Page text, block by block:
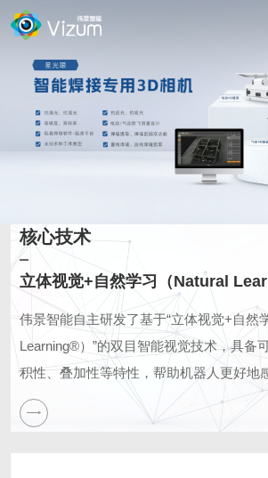
核心技术
立体视觉+自然学习（Natural
伟景智能自主研发了基于“立体视觉+自然
Learning®）”的双目智能视觉技术，具备
积性、叠加性等特性，帮助机器人更好地